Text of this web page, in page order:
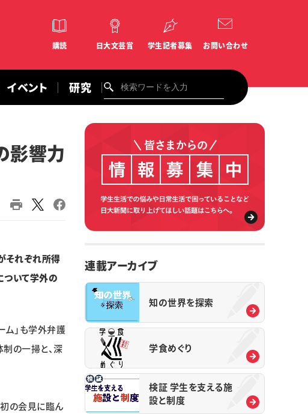
購読 日大文芸賞 学生記者募集 お問い合わせ
イベント 研究
影響力
それぞれ所得
ついて学外の
ム」も学外弁護
の一掃と、深
の会見に臨ん
連載アーカイブ
知の世界を探索
学食めぐり
検証 学生を支える施
設と制度